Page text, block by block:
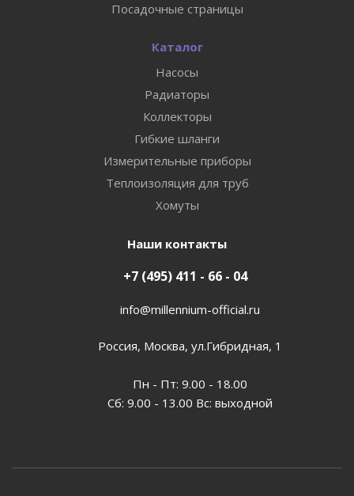
Посадочные страницы
Каталог
Насосы
Радиаторы
Коллекторы
Гибкие шланги
Измерительные приборы
Теплоизоляция для труб
Хомуты
Наши контакты
+7 (495) 411 - 66 - 04
info@millennium-official.ru
Россия, Москва, ул.Гибридная, 1
Пн - Пт: 9.00 - 18.00
Сб: 9.00 - 13.00 Вс: выходной